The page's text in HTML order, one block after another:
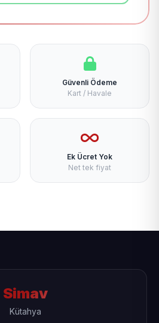
Güvenli Ödeme
Kart / Havale
Ek Ücret Yok
Net tek fiyat
Simav
Kütahya